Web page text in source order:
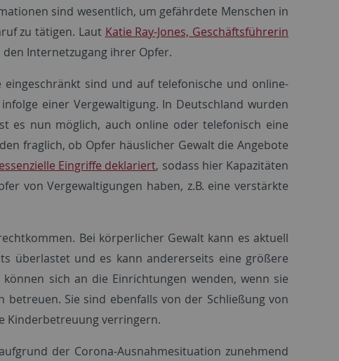
sind wesentlich, um gefährdete Menschen in
zu tätigen. Laut Katie Ray-Jones, Geschäftsführerin
Internetzugang ihrer Opfer.
sind und auf telefonische und online-
einer Vergewaltigung. In Deutschland wurden
es nun möglich, auch online oder telefonisch eine
fraglich, ob Opfer häuslicher Gewalt die Angebote
Eingriffe deklariert, sodass hier Kapazitäten
von Vergewaltigungen haben, z.B. eine verstärkte
Bei körperlicher Gewalt kann es aktuell
überlastet und es kann andererseits eine größere
sich an die Einrichtungen wenden, wenn sie
betreuen. Sie sind ebenfalls von der Schließung von
Kinderbetreuung verringern.
der Corona-Ausnahmesituation zunehmend